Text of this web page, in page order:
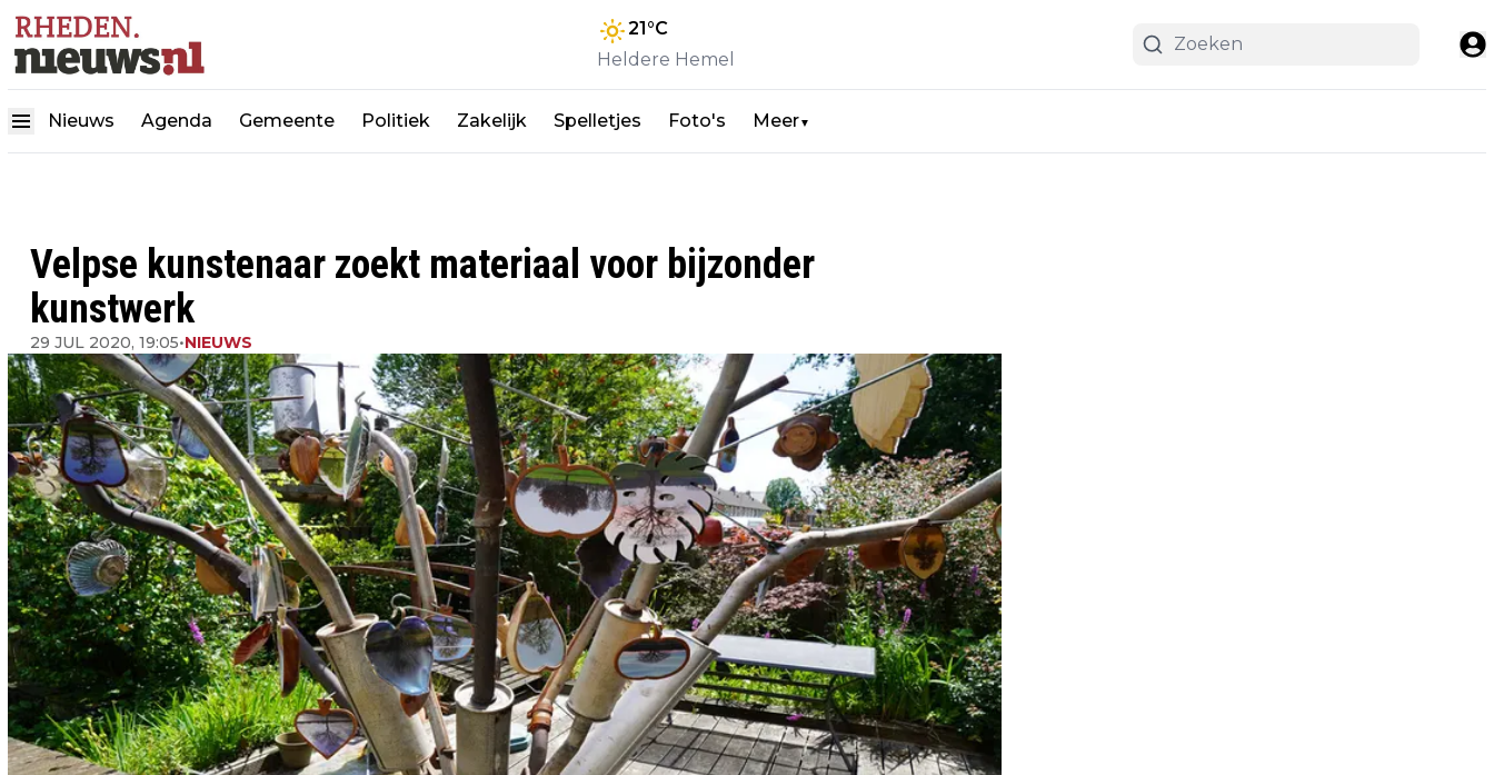
21°C
Heldere Hemel
Nieuws Agenda Gemeente Politiek Zakelijk Spelletjes Foto's Meer▼
Velpse kunstenaar zoekt materiaal voor bijzonder
kunstwerk
29 JUL 2020, 19:05•NIEUWS